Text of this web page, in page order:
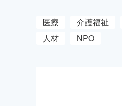
医療 介護福祉
人材
NPO